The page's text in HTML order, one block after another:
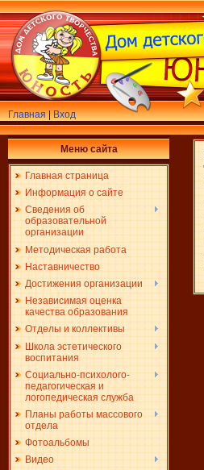
Главная|Вход
Меню сайта
Главная страница
Информация о сайте
Сведения об
образовательной
организации
Методическая работа
Наставничество
Достижения организации
Независимая оценка
качества образования
Отделы и коллективы
Школа эстетического
воспитания
Социально-психолого-
педагогическая и
логопедическая служба
Планы работы массового
отдела
Фотоальбомы
Видео